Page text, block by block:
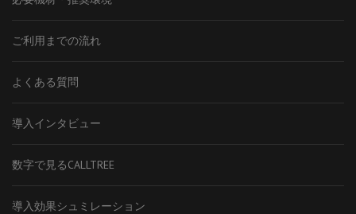
ご利用までの流れ
よくある質問
導入インタビュー
数字で見るCALLTREE
導入効果シュミレーション